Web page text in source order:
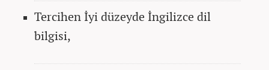
Tercihen İyi düzeyde İngilizce dil
bilgisi,